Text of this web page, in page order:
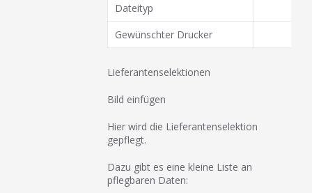
Dateityp
Gewünschter Drucker
Lieferantenselektionen
Bild einfügen
Hier wird die Lieferantenselektion
gepflegt.
Dazu gibt es eine kleine Liste an
pflegbaren Daten: